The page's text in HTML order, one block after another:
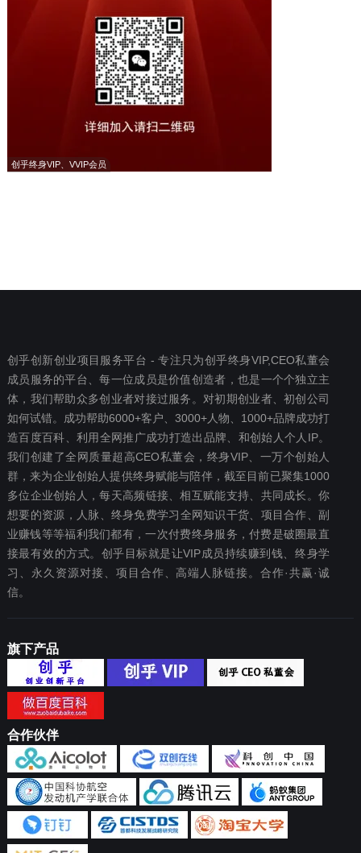
创乎终身VIP、VVIP会员
创乎创新创业项目服务平台 - 专注只为创乎终身VIP,CEO私董会
成员服务的平台、每一位成员是价值创造者，也是一个个独立主
体，我们帮助众多创业者对接过服务。对初期创业者、初创公司
如何试错。成功帮助6000+客户、3000+人物、1000+品牌成功打
造百度百科、利用全网推广成功打造出品牌、和创始人个人IP。
我们创建了全网质量超高CEO私董会，终身VIP、一万个创始人
群，来为企业创始人提供终身赋能与陪伴，截至目前已聚集1000
多位企业创始人，每天高频链接、相互赋能支持、共同成长。你
想要‬的资源，人脉、终身免费学习全网知识干货、项目合作、副
业赚钱等等福利我们都‬有，一次付费终‬身服务，付费是破圈最‬直
接最有效‬的方式。创乎目标就是让VIP成员持续赚到钱、终身学
习、永久资源对接、项目合作、高端人脉链接。合作·共赢·诚
信。
旗下产品
合作伙伴